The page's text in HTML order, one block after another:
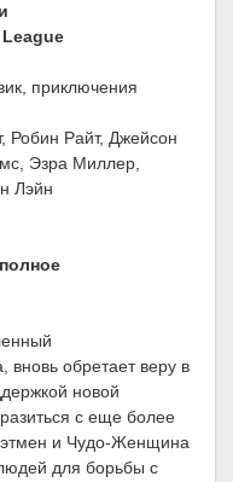
приключения
Робин Райт, Джейсон
Эзра Миллер,
Лэйн
обретает веру в
новой
с еще более
и Чудо-Женщина
для борьбы с